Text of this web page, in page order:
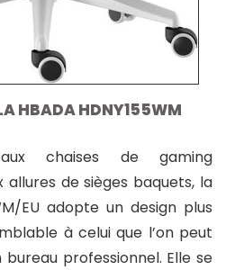
HBADA HDNY155WM
chaises de gaming
allures de sièges baquets, la
EU adopte un design plus
à celui que l’on peut
professionnel. Elle se